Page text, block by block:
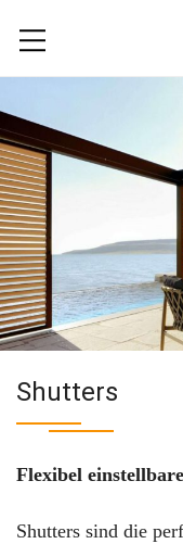
Shutters
Flexibel
Shutters sind die